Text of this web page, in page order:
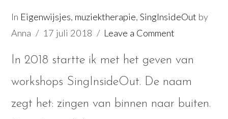
In Eigenwijsjes, muziektherapie,SingInsideOut by
Anna
17 juli 2018 Leave a Comment
In 2018 startte ik met het geven van
workshops SingInsideOut. De naam
zegt het: zingen van binnen naar buiten.